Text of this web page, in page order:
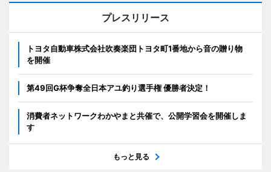
プレスリリース
トヨタ自動車株式会社吹奏楽団トヨタ町1番地から音の贈り物
を開催
第49回G杯争奪全日本アユ釣り選手権 優勝者決定！
消費者ネットワークわかやまと共催で、公開学習会を開催しま
す
もっと見る